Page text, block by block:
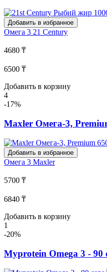
Добавить в избранное
Омега 3 21 Century
4680 ₸
6500 ₸
Добавить в корзину
4
-17%
Maxler Омега-3,
Добавить в избранное
Омега 3 Maxler
5700 ₸
6840 ₸
Добавить в корзину
1
-20%
Myprotein Omega 3 - 90